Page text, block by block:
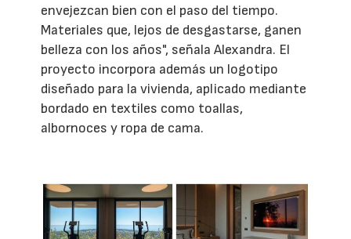
envejezcan bien con el paso del tiempo.
Materiales que, lejos de desgastarse, ganen
belleza con los años", señala Alexandra. El
proyecto incorpora además un logotipo
diseñado para la vivienda, aplicado mediante
bordado en textiles como toallas,
albornoces y ropa de cama.